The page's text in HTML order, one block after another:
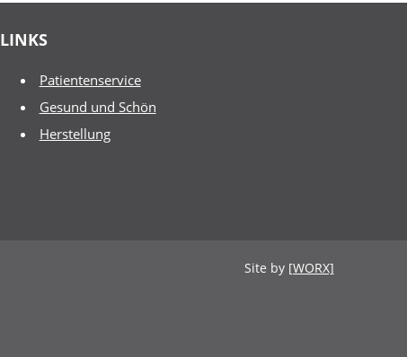
LINKS
Patientenservice
Gesund und Schön
Herstellung
Site by [WORX]